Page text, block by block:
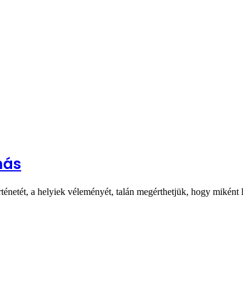
a helyiek véleményét, talán megérthetjük, hogy